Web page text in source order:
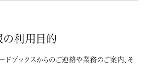
利用目的
ドブックスからのご連絡や業務のご案内、そ